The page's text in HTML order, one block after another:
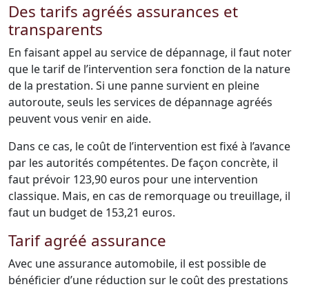
Des tarifs agréés assurances et
transparents
En faisant appel au service de dépannage, il faut noter
que le tarif de l’intervention sera fonction de la nature
de la prestation. Si une panne survient en pleine
autoroute, seuls les services de dépannage agréés
peuvent vous venir en aide.
Dans ce cas, le coût de l’intervention est fixé à l’avance
par les autorités compétentes. De façon concrète, il
faut prévoir 123,90 euros pour une intervention
classique. Mais, en cas de remorquage ou treuillage, il
faut un budget de 153,21 euros.
Tarif agréé assurance
Avec une assurance automobile, il est possible de
bénéficier d’une réduction sur le coût des prestations